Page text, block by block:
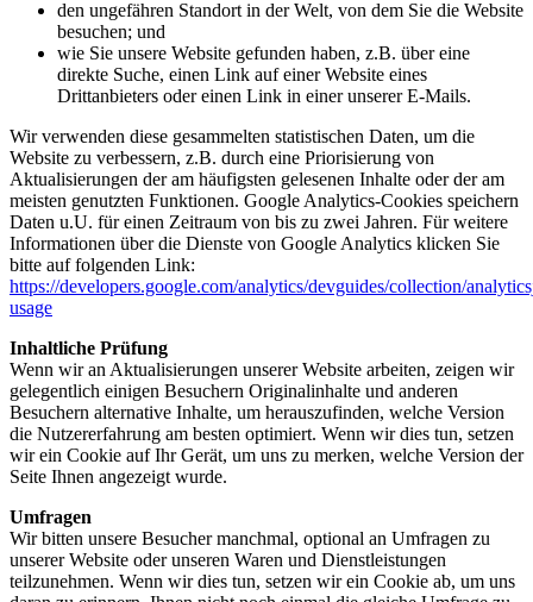
den ungefähren Standort in der Welt, von dem Sie die Website
besuchen; und
wie Sie unsere Website gefunden haben, z.B. über eine
direkte Suche, einen Link auf einer Website eines
Drittanbieters oder einen Link in einer unserer E-Mails.
Wir verwenden diese gesammelten statistischen Daten, um die
Website zu verbessern, z.B. durch eine Priorisierung von
Aktualisierungen der am häufigsten gelesenen Inhalte oder der am
meisten genutzten Funktionen. Google Analytics-Cookies speichern
Daten u.U. für einen Zeitraum von bis zu zwei Jahren. Für weitere
Informationen über die Dienste von Google Analytics klicken Sie
bitte auf folgenden Link:
https://developers.google.com/analytics/devguides/collection/
usage
Inhaltliche Prüfung
Wenn wir an Aktualisierungen unserer Website arbeiten, zeigen wir
gelegentlich einigen Besuchern Originalinhalte und anderen
Besuchern alternative Inhalte, um herauszufinden, welche Version
die Nutzererfahrung am besten optimiert. Wenn wir dies tun, setzen
wir ein Cookie auf Ihr Gerät, um uns zu merken, welche Version der
Seite Ihnen angezeigt wurde.
Umfragen
Wir bitten unsere Besucher manchmal, optional an Umfragen zu
unserer Website oder unseren Waren und Dienstleistungen
teilzunehmen. Wenn wir dies tun, setzen wir ein Cookie ab, um uns